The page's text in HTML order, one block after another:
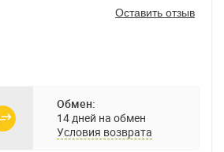
Оставить отзыв
Обмен:
14 дней на обмен
Условия возврата